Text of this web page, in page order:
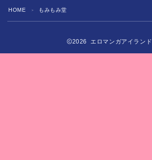
HOME ＞ もみもみ堂
2026 エロマンガアイランド